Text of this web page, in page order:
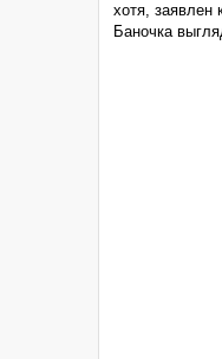
хотя, заявлен
Баночка